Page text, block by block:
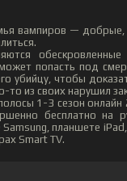
вампиров — добрые,
попасть под
убийцу, чтобы
то из своих нарушил
1-3 сезон
бесплатно на
планшете
Smart TV.